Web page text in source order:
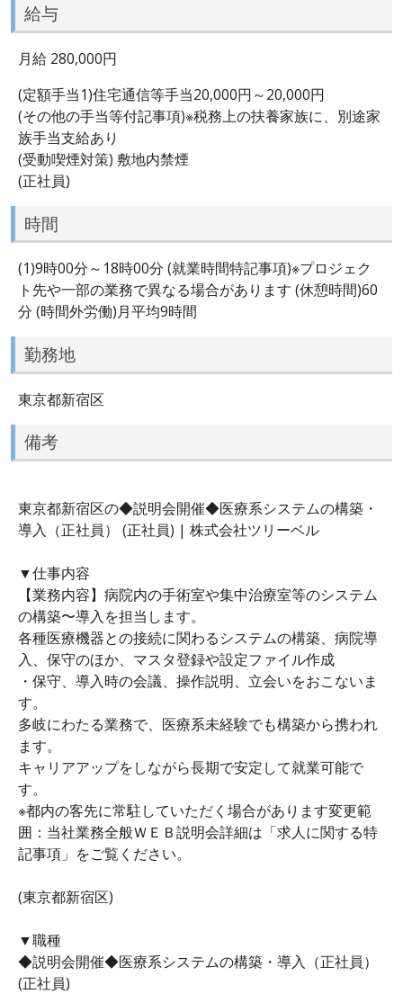
給与
月給 280,000円
(定額手当1)住宅通信等手当20,000円～20,000円
(その他の手当等付記事項)※税務上の扶養家族に、別途家
族手当支給あり
(受動喫煙対策) 敷地内禁煙
(正社員)
時間
(1)9時00分～18時00分 (就業時間特記事項)※プロジェク
ト先や一部の業務で異なる場合があります (休憩時間)60
分 (時間外労働)月平均9時間
勤務地
東京都新宿区
備考
東京都新宿区の◆説明会開催◆医療系システムの構築・
導入（正社員） (正社員) | 株式会社ツリーベル
▼仕事内容
【業務内容】病院内の手術室や集中治療室等のシステム
の構築〜導入を担当します。
各種医療機器との接続に関わるシステムの構築、病院導
入、保守のほか、マスタ登録や設定ファイル作成
・保守、導入時の会議、操作説明、立会いをおこないま
す。
多岐にわたる業務で、医療系未経験でも構築から携われ
ます。
キャリアアップをしながら長期で安定して就業可能で
す。
※都内の客先に常駐していただく場合があります変更範
囲：当社業務全般ＷＥＢ説明会詳細は「求人に関する特
記事項」をご覧ください。
(東京都新宿区)
▼職種
◆説明会開催◆医療系システムの構築・導入（正社員）
(正社員)